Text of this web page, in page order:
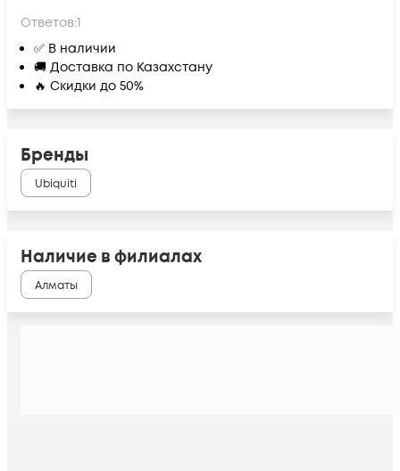
Ответов:1
✅ В наличии
🚚 Доставка по Казахстану
🔥 Скидки до 50%
Бренды
Ubiquiti
Наличие в филиалах
Алматы